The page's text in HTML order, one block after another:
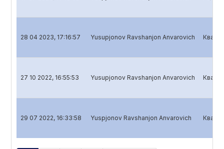
28 04 2023, 17:16:57 Yusupjonov Ravshanjon Anvarovich
27 10 2022, 16:55:53 Yusupjonov Ravshanjon Anvarovich
29 07 2022, 16:33:58 Yuspjonov Ravshanjon Anvarovich